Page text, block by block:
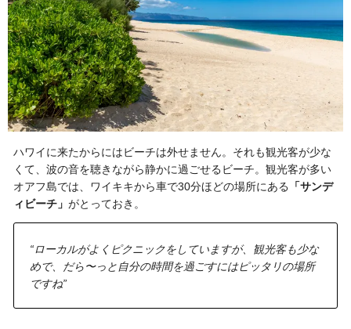
ハワイに来たからにはビーチは外せません。それも観光客が少な
くて、波の音を聴きながら静かに過ごせるビーチ。観光客が多い
オアフ島では、ワイキキから車で30分ほどの場所にある
「サンデ
ィビーチ」 がとっておき。
“ローカルがよくピクニックをしていますが、観光客も少な
めで、だら〜っと自分の時間を過ごすにはピッタリの場所
ですね”